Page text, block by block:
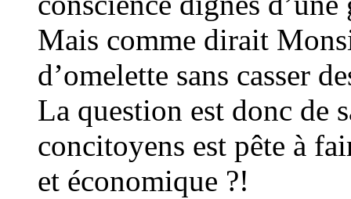
Mais comme dirait
d’omelette sans casser
La question est donc de
concitoyens est pête à
et économique ?!